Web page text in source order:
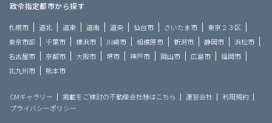
政令指定都市から探す
札幌市 道北 道東 道南 道央 仙台市 さいたま市
東京２３区
東京市部
千葉市 横浜市 川崎市 相模原市 新潟市 静岡市
浜松市
名古屋市
京都市 大阪市 堺市 神戸市 岡山市 広島市
福岡市
北九州市
熊本市
CMギャラリー 掲載をご検討の不動産会社様はこちら 運営会社
利用規約
プライバシーポリシー